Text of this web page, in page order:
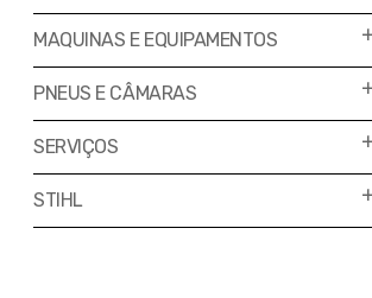
MAQUINAS E EQUIPAMENTOS
PNEUS E CÂMARAS
SERVIÇOS
STIHL